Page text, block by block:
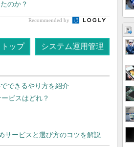
のか？
Recommended by
トップ システム運用管理
できるやり方を紹介
ビスはどれ？
サービスと選び方のコツを解説